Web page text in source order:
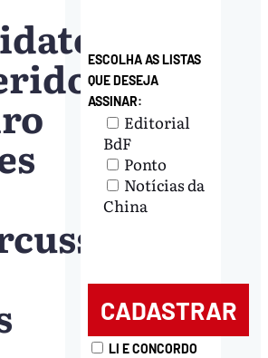
ESCOLHA AS LISTAS
QUE DESEJA
ASSINAR:
Editorial
BdF
Ponto
Notícias da
China
LI E CONCORDO